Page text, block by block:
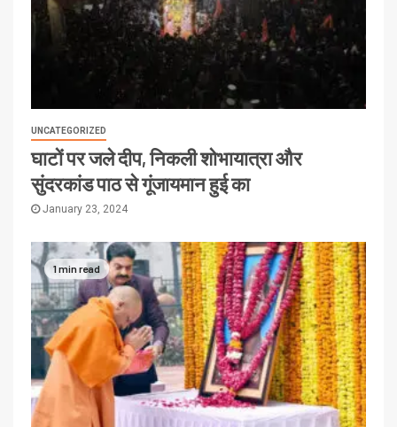
UNCATEGORIZED
घाटों पर जले दीप, निकली शोभायात्रा और
सुंदरकांड पाठ से गूंजायमान हुई का
January 23, 2024
1 min read